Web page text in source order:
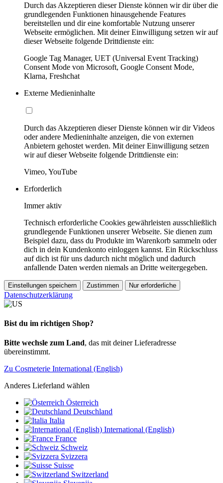
Durch das Akzeptieren dieser Dienste können wir dir über die
grundlegenden Funktionen hinausgehende Features
bereitstellen und dir eine komfortable Nutzung unserer
Webseite ermöglichen. Mit deiner Einwilligung setzen wir auf
dieser Webseite folgende Drittdienste ein:
Google Tag Manager, UET (Universal Event Tracking)
Consent Mode von Microsoft, Google Consent Mode,
Klarna, Freshchat
Externe Medieninhalte
Durch das Akzeptieren dieser Dienste können wir dir Videos
oder andere Medieninhalte anzeigen, die von externen
Anbietern gehostet werden. Mit deiner Einwilligung setzen
wir auf dieser Webseite folgende Drittdienste ein:
Vimeo, YouTube
Erforderlich
Immer aktiv
Technisch erforderliche Cookies gewährleisten ausschließlich
grundlegende Funktionen unserer Webseite. Sie dienen zum
Beispiel dazu, dass du Produkte im Warenkorb sammeln oder
dich in dein Kundenkonto einloggen kannst. Ein Rückschluss
auf dich ist für uns dadurch nicht möglich und dadurch
anfallende Daten werden niemals an Dritte weitergegeben.
Einstellungen speichern Zustimmen Nur erforderliche
Datenschutzerklärung
Bist du im richtigen Shop?
Bitte wechsle zum Land, das mit deiner Lieferadresse
übereinstimmt.
Zu Cosmeterie International (English)
Anderes Lieferland wählen
Österreich
Deutschland
Italia
International (English)
France
Schweiz
Svizzera
Suisse
Switzerland